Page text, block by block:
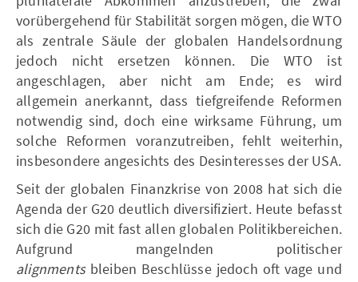
vorübergehend für Stabilität sorgen mögen, die WTO
als zentrale Säule der globalen Handelsordnung
jedoch nicht ersetzen können. Die WTO ist
angeschlagen, aber nicht am Ende; es wird
allgemein anerkannt, dass tiefgreifende Reformen
notwendig sind, doch eine wirksame Führung, um
solche Reformen voranzutreiben, fehlt weiterhin,
insbesondere angesichts des Desinteresses der USA.
Seit der globalen Finanzkrise von 2008 hat sich die
Agenda der G20 deutlich diversifiziert. Heute befasst
sich die G20 mit fast allen globalen Politikbereichen.
Aufgrund mangelnden politischer
alignments bleiben Beschlüsse jedoch oft vage und